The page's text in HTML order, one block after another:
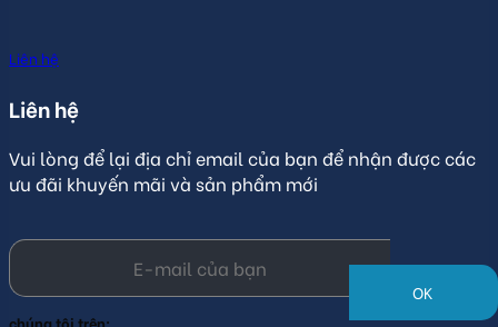
Liên hệ
Liên hệ
Vui lòng để lại địa chỉ email của bạn để nhận được các
ưu đãi khuyến mãi và sản phẩm mới
Liên hệ với